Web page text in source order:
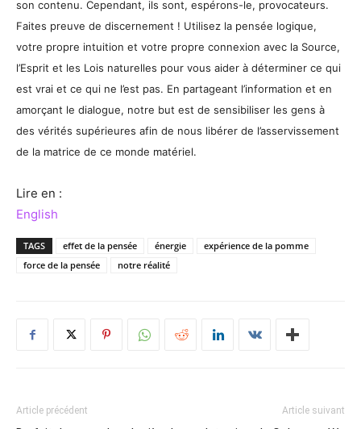
son contenu. Cependant, ils sont, espérons-le, provocateurs.
Faites preuve de discernement ! Utilisez la pensée logique,
votre propre intuition et votre propre connexion avec la Source,
l’Esprit et les Lois naturelles pour vous aider à déterminer ce qui
est vrai et ce qui ne l’est pas. En partageant l’information et en
amorçant le dialogue, notre but est de sensibiliser les gens à
des vérités supérieures afin de nous libérer de l’asservissement
de la matrice de ce monde matériel.
Lire en :
English
TAGS effet de la pensée énergie
expérience de la pomme
force de la pensée
notre réalité
Article précédent Article suivant